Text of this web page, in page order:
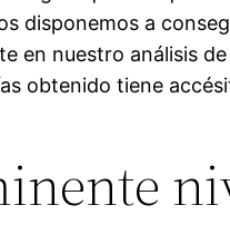
disponemos a
en nuestro análisis
obtenido tiene